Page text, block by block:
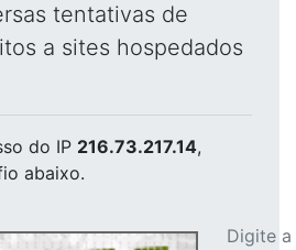
tentativas de
a sites hospedados
do IP 216.73.217.14,
abaixo.
Digite